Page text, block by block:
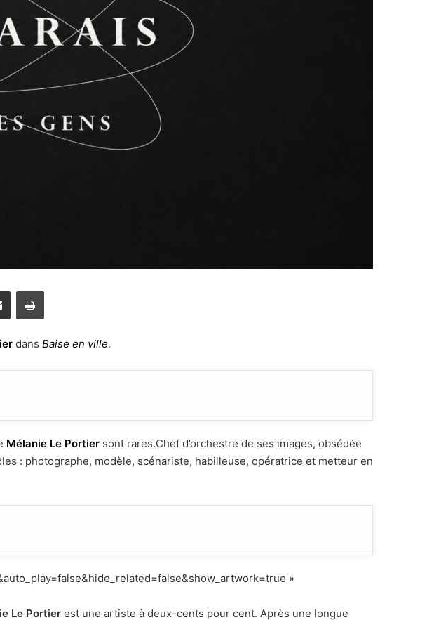
dans Baise en ville.
Mélanie Le Portier sont rares.Chef d’orchestre de ses images, obsédée
: photographe, modèle, scénariste, habilleuse, opératrice et metteur en
»
Le Portier est une artiste à deux-cents pour cent. Après une longue